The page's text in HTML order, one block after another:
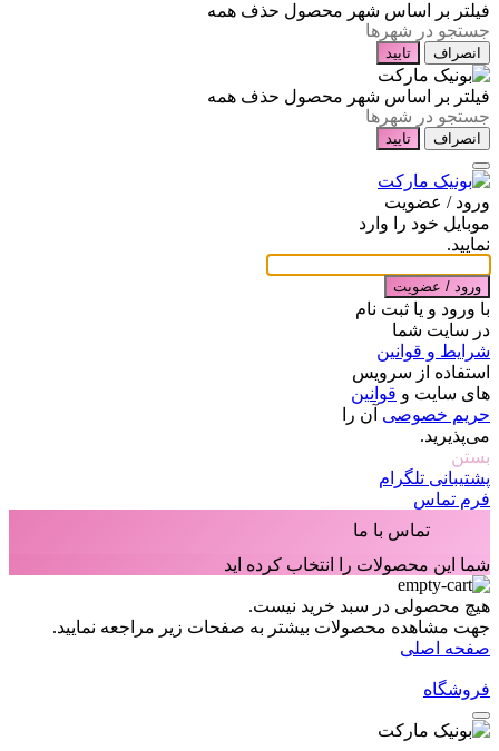
فیلتر بر اساس شهر محصول حذف همه
انصراف تایید
فیلتر بر اساس شهر محصول حذف همه
انصراف تایید
ورود / عضویت
موبایل خود را وارد
نمایید.
ورود / عضویت
با ورود و یا ثبت نام
در سایت شما
شرایط و قوانین
استفاده از سرویس
های سایت و قوانین
حریم خصوصی آن را
می‌پذیرید.
بستن
پشتیبانی تلگرام
فرم تماس
تماس با ما
شما این محصولات را انتخاب کرده اید
هیچ محصولی در سبد خرید نیست.
جهت مشاهده محصولات بیشتر به صفحات زیر مراجعه نمایید.
صفحه اصلی
فروشگاه